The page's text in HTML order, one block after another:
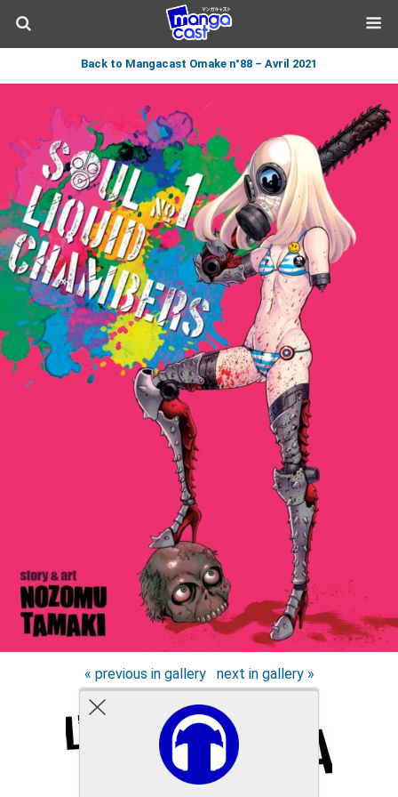
Back to Mangacast Omake n°88 – Avril 2021
« previous in gallery next in gallery »